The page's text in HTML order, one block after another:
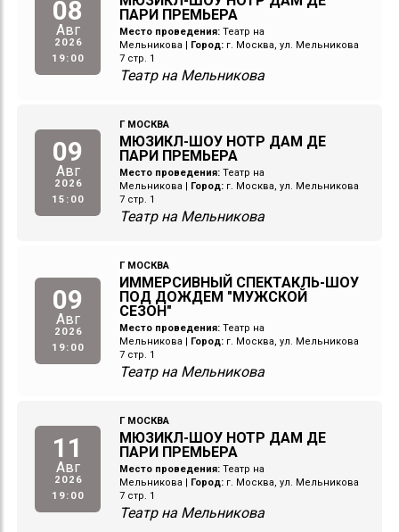
08
Авг
2026
19:00
ПАРИ ПРЕМЬЕРА
Место проведения: Театр на
Мельникова
Город: г. Москва, ул. Мельникова
7 стр. 1
Театр на Мельникова
09
Авг
2026
15:00
Г МОСКВА
МЮЗИКЛ-ШОУ НОТР ДАМ ДЕ
ПАРИ ПРЕМЬЕРА
Место проведения: Театр на
Мельникова
Город: г. Москва, ул. Мельникова
7 стр. 1
Театр на Мельникова
09
Авг
2026
19:00
Г МОСКВА
ИММЕРСИВНЫЙ СПЕКТАКЛЬ-ШОУ
ПОД ДОЖДЕМ "МУЖСКОЙ
СЕЗОН"
Место проведения: Театр на
Мельникова
Город: г. Москва, ул. Мельникова
7 стр. 1
Театр на Мельникова
11
Авг
2026
19:00
Г МОСКВА
МЮЗИКЛ-ШОУ НОТР ДАМ ДЕ
ПАРИ ПРЕМЬЕРА
Место проведения: Театр на
Мельникова
Город: г. Москва, ул. Мельникова
7 стр. 1
Театр на Мельникова